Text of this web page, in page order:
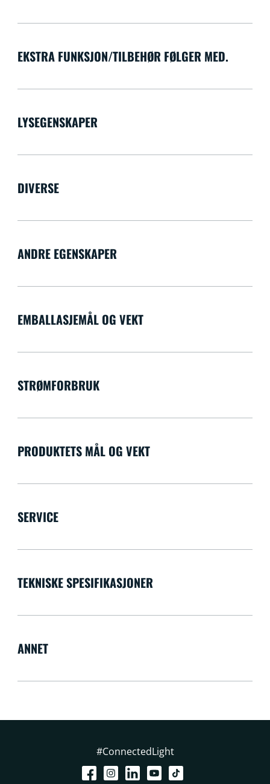
EKSTRA FUNKSJON/TILBEHØR FØLGER MED.
LYSEGENSKAPER
DIVERSE
ANDRE EGENSKAPER
EMBALLASJEMÅL OG VEKT
STRØMFORBRUK
PRODUKTETS MÅL OG VEKT
SERVICE
TEKNISKE SPESIFIKASJONER
ANNET
#ConnectedLight